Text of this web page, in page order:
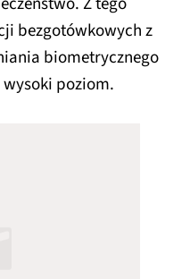
bezgotówkowych z
biometrycznego
poziom.